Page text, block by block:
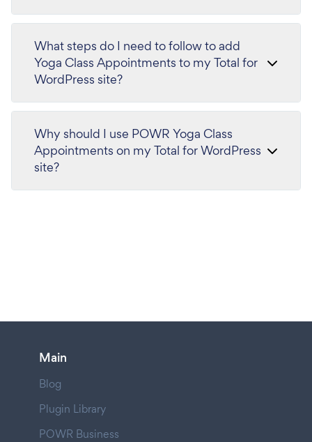
What steps do I need to follow to add
Yoga Class Appointments to my Total for
WordPress site?
Why should I use POWR Yoga Class
Appointments on my Total for WordPress
site?
Main
Blog
Plugin Library
POWR Business